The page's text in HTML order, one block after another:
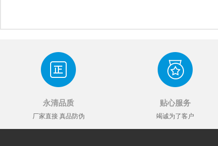
永清品质
厂家直接 真品防伪
贴心服务
竭诚为了客户